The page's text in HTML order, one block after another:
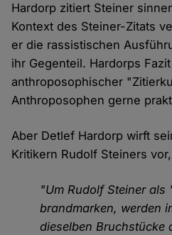
Hardorp zitiert Steiner
Kontext des Steiner-Zitats
er die rassistischen
ihr Gegenteil. Hardorps
anthroposophischer
Anthroposophen gerne
Aber Detlef Hardorp wirft
Kritikern Rudolf Steiners
"Um Rudolf Steiner als
brandmarken, werden
dieselben Bruchstücke